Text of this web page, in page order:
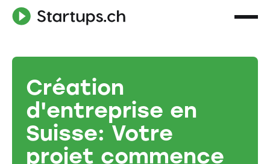
Création
d'entreprise en
Suisse: Votre
projet commence